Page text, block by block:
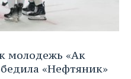
молодежь «Ак
«Нефтяник»